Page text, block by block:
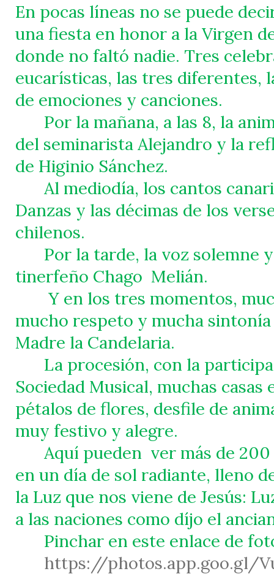
En pocas líneas no se puede
una fiesta en honor a la Virgen
donde no faltó nadie. Tres
eucarísticas, las tres diferentes,
de emociones y canciones.
Por la mañana, a las 8, la
del seminarista Alejandro y la
de Higinio Sánchez.
Al mediodía, los cantos
Danzas y las décimas de los
chilenos.
Por la tarde, la voz solemne y
tinerfeño Chago Melián.
Y en los tres momentos,
mucho respeto y mucha
Madre la Candelaria.
La procesión, con la
Sociedad Musical, muchas casas
pétalos de flores, desfile de
muy festivo y alegre.
Aquí pueden ver más de
en un día de sol radiante, lleno
la Luz que nos viene de Jesús:
a las naciones como díjo el
Pinchar en este enlace de
https://photos.app.goo.gl/